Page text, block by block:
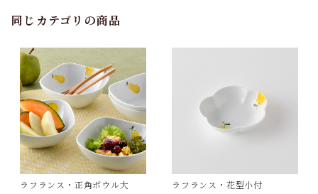
同じカテゴリの商品
ラフランス・正角ボウル大 ラフランス・花型小付